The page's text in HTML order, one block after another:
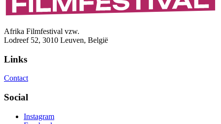
Afrika Filmfestival vzw.
Lodreef 52, 3010 Leuven, België
Links
Contact
Social
Instagram